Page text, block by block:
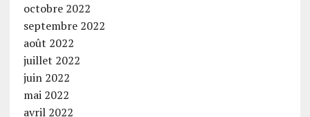
octobre 2022
septembre 2022
août 2022
juillet 2022
juin 2022
mai 2022
avril 2022